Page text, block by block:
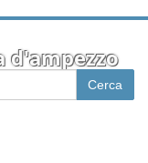
d'ampezzo